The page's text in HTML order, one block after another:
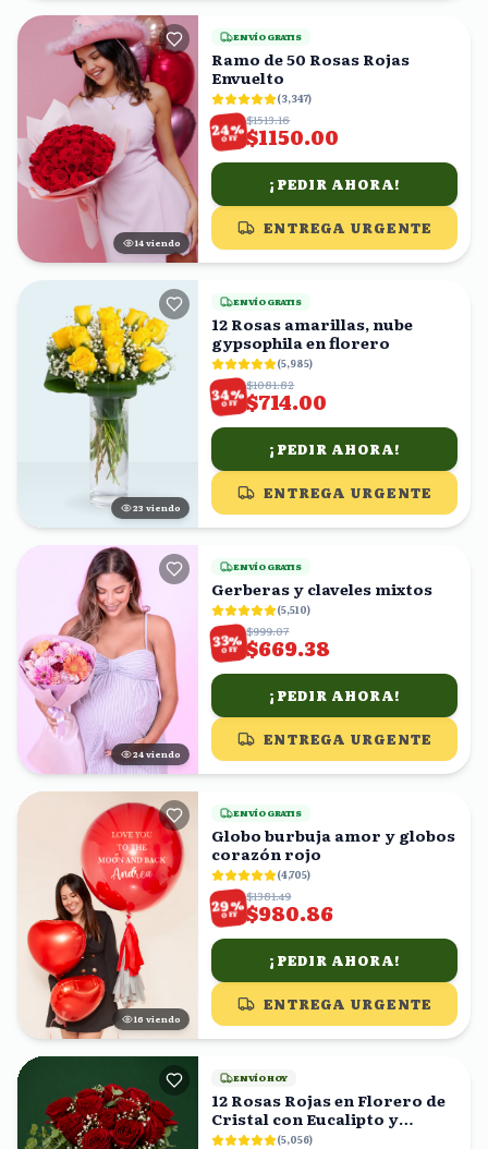
14 viendo
ENVÍO GRATIS
Ramo de 50 Rosas Rojas
Envuelto
(3,347)
24%
OFF
$1513.16
$1150.00
¡PEDIR AHORA!
ENTREGA URGENTE
23 viendo
ENVÍO GRATIS
12 Rosas amarillas, nube
gypsophila en florero
(5,985)
34%
OFF
$1081.82
$714.00
¡PEDIR AHORA!
ENTREGA URGENTE
25 viendo
ENVÍO GRATIS
Gerberas y claveles mixtos
(5,510)
33%
OFF
$999.07
$669.38
¡PEDIR AHORA!
ENTREGA URGENTE
15 viendo
ENVÍO GRATIS
Globo burbuja amor y globos
corazón rojo
(4,705)
29%
OFF
$1381.49
$980.86
¡PEDIR AHORA!
ENTREGA URGENTE
ENVÍO HOY
12 Rosas Rojas en Florero de
Cristal con Eucalipto y
Gypsophila
(5,056)